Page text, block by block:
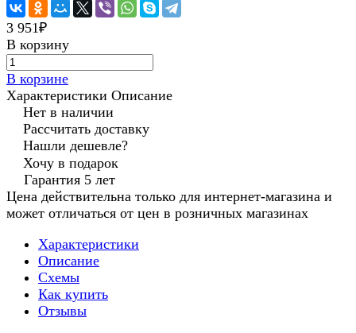
3 951₽
В корзину
В корзине
Характеристики Описание
Нет в наличии
Рассчитать доставку
Нашли дешевле?
Хочу в подарок
Гарантия 5 лет
Цена действительна только для интернет-магазина и
может отличаться от цен в розничных магазинах
Характеристики
Описание
Схемы
Как купить
Отзывы